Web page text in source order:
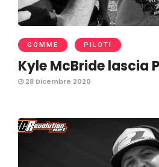
GOMME PILOTI
Kyle McBride lascia
28 Dicembre 2020